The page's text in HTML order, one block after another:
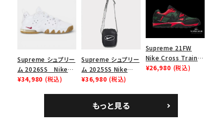
ューズ ホワイト
ー スニーカー ホワイ
Supreme シュプリー
ム 2026SS Nike
SB Air Max 2 CB 94
¥34,980 (税込)
Supreme シュプリー
ム 2025SS Nike
Leather Shoulder
ク 黒
¥36,980 (税込)
Supreme 21FW
Nike Cross Trainer
Low ナイキクロスト
¥26,980 (税込)
もっと見る